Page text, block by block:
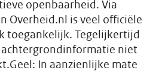
openbaarheid. Via
Overheid.nl is veel officiële
toegankelijk. Tegelijkertijd
niet
In aanzienlijke mate